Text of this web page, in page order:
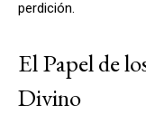
perdición.
El Papel de
Divino